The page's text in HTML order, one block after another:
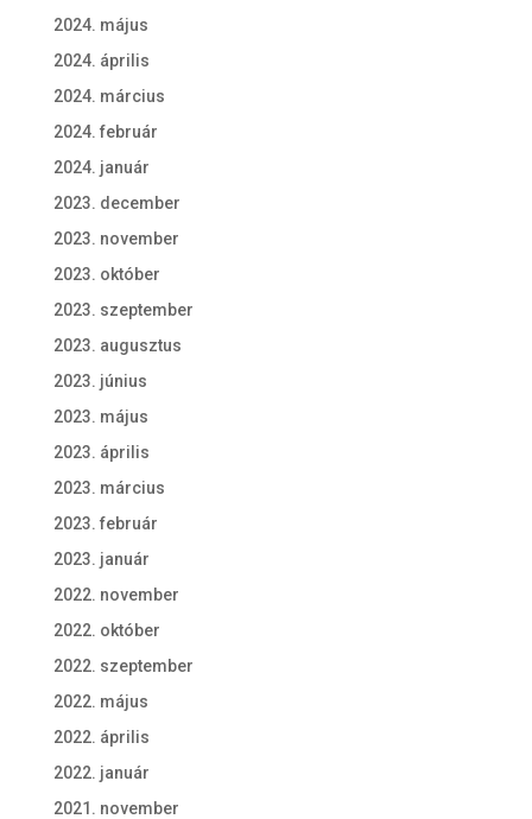
2024. május
2024. április
2024. március
2024. február
2024. január
2023. december
2023. november
2023. október
2023. szeptember
2023. augusztus
2023. június
2023. május
2023. április
2023. március
2023. február
2023. január
2022. november
2022. október
2022. szeptember
2022. május
2022. április
2022. január
2021. november